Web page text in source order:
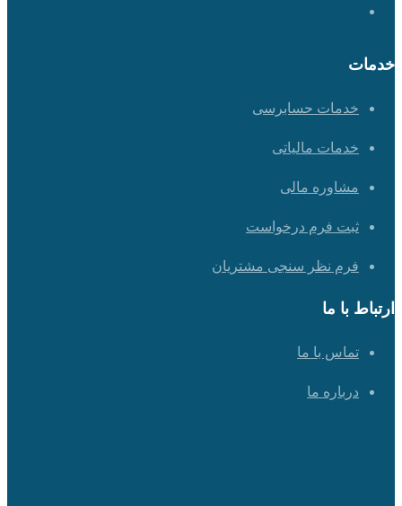
خدمات
خدمات حسابرسی
خدمات مالیاتی
مشاوره مالی
ثبت فرم درخواست
فرم نظر سنجی مشتریان
ارتباط با ما
تماس با ما
درباره ما